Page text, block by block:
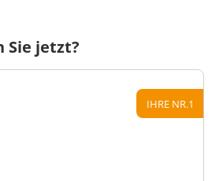
Sie jetzt?
IHRE NR.1